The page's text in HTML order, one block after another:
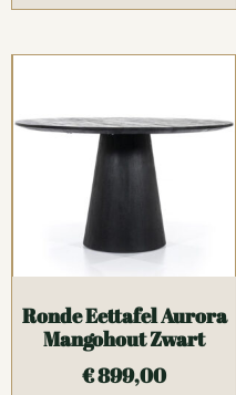
Ronde Eettafel Aurora
Mangohout Zwart
€899,00